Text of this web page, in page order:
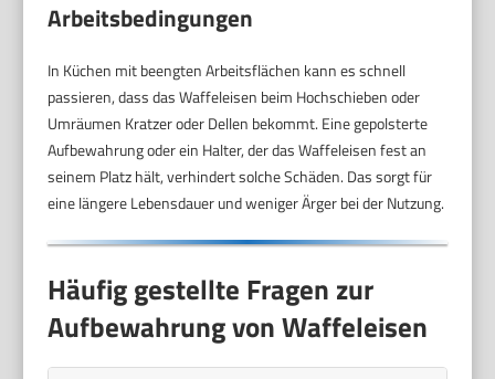
Arbeitsbedingungen
In Küchen mit beengten Arbeitsflächen kann es schnell
passieren, dass das Waffeleisen beim Hochschieben oder
Umräumen Kratzer oder Dellen bekommt. Eine gepolsterte
Aufbewahrung oder ein Halter, der das Waffeleisen fest an
seinem Platz hält, verhindert solche Schäden. Das sorgt für
eine längere Lebensdauer und weniger Ärger bei der Nutzung.
Häufig gestellte Fragen zur
Aufbewahrung von Waffeleisen